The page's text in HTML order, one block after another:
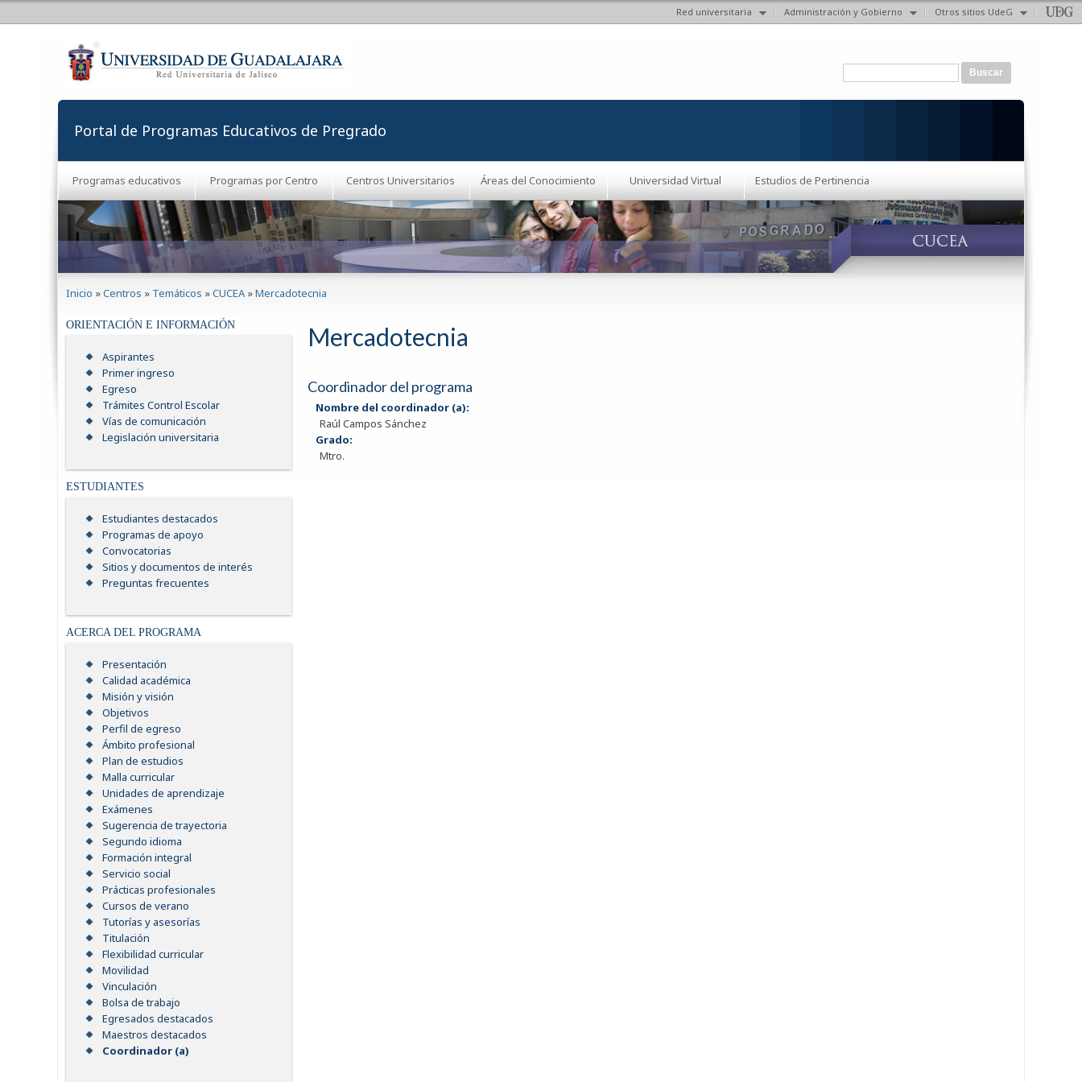
Red universitaria Administración y Gobierno Otros sitios UdeG
Formulario de búsqueda
Portal de Programas Educativos de Pregrado
Programas educativos Programas por Centro Centros Universitarios Áreas del Conocimiento Universidad Virtual Estudios de Pertinencia
Inicio »Centros » Temáticos »CUCEA »Mercadotecnia
ORIENTACIÓN E INFORMACIÓN
Aspirantes
Primer ingreso
Egreso
Trámites Control Escolar
Vías de comunicación
Legislación universitaria
ESTUDIANTES
Estudiantes destacados
Programas de apoyo
Convocatorias
Sitios y documentos de interés
Preguntas frecuentes
ACERCA DEL PROGRAMA
Presentación
Calidad académica
Misión y visión
Objetivos
Perfil de egreso
Ámbito profesional
Plan de estudios
Malla curricular
Unidades de aprendizaje
Exámenes
Sugerencia de trayectoria
Segundo idioma
Formación integral
Servicio social
Prácticas profesionales
Cursos de verano
Tutorías y asesorías
Titulación
Flexibilidad curricular
Movilidad
Vinculación
Bolsa de trabajo
Egresados destacados
Maestros destacados
Coordinador (a)
Mercadotecnia
Coordinador del programa
Nombre del coordinador (a):
Raúl Campos Sánchez
Grado:
Mtro.